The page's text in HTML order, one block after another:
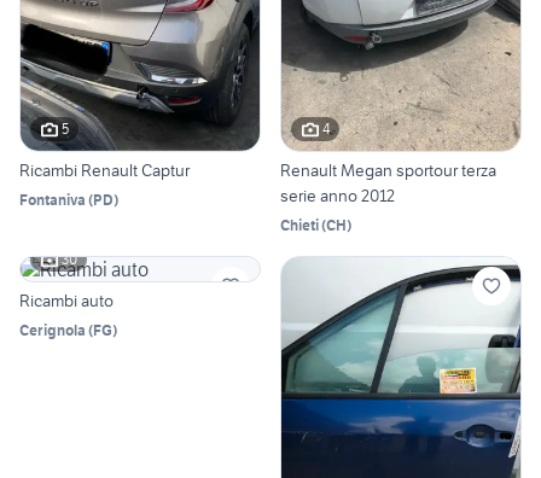
5
Ricambi Renault Captur
Fontaniva (PD)
4
Renault Megan sportour terza
serie anno 2012
Chieti(CH)
30
Ricambi auto
Cerignola (FG)